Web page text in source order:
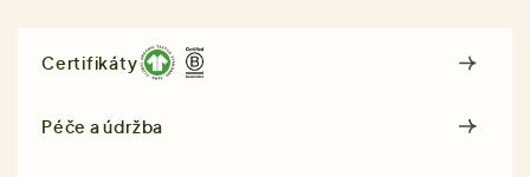
Certifikáty
Péče a údržba